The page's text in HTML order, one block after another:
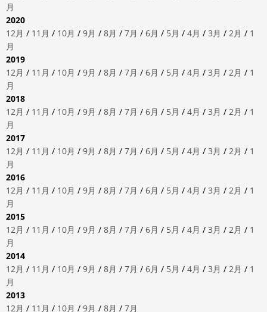
月
2020
12月 / 11月 / 10月 / 9月 / 8月 / 7月 / 6月 / 5月 / 4月 / 3月 / 2月 / 1
月
2019
12月 / 11月 / 10月 / 9月 / 8月 / 7月 / 6月 / 5月 / 4月 / 3月 / 2月 / 1
月
2018
12月 / 11月 / 10月 / 9月 / 8月 / 7月 / 6月 / 5月 / 4月 / 3月 / 2月 / 1
月
2017
12月 / 11月 / 10月 / 9月 / 8月 / 7月 / 6月 / 5月 / 4月 / 3月 / 2月 / 1
月
2016
12月 / 11月 / 10月 / 9月 / 8月 / 7月 / 6月 / 5月 / 4月 / 3月 / 2月 / 1
月
2015
12月 / 11月 / 10月 / 9月 / 8月 / 7月 / 6月 / 5月 / 4月 / 3月 / 2月 / 1
月
2014
12月 / 11月 / 10月 / 9月 / 8月 / 7月 / 6月 / 5月 / 4月 / 3月 / 2月 / 1
月
2013
12月 / 11月 / 10月 / 9月 / 8月 / 7月